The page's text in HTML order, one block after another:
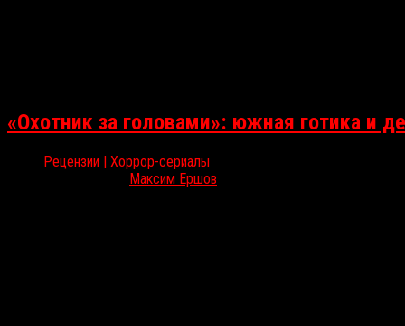
«Охотник за головами»: южная готика и
Рецензии | Хоррор-сериалы
Максим Ершов